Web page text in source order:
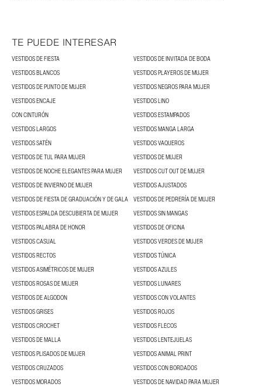
TE PUEDE INTERESAR
VESTIDOS DE FIESTA
VESTIDOS DE INVITADA DE BODA
VESTIDOS BLANCOS
VESTIDOS PLAYEROS DE MUJER
VESTIDOS DE PUNTO DE MUJER
VESTIDOS NEGROS PARA MUJER
VESTIDOS ENCAJE
VESTIDOS LINO
CON CINTURÓN
VESTIDOS ESTAMPADOS
VESTIDOS LARGOS
VESTIDOS MANGA LARGA
VESTIDOS SATÉN
VESTIDOS VAQUEROS
VESTIDOS DE TUL PARA MUJER
VESTIDOS DE MUJER
VESTIDOS DE NOCHE ELEGANTES PARA MUJER
VESTIDOS CUT OUT DE MUJER
VESTIDOS DE INVIERNO DE MUJER
VESTIDOS AJUSTADOS
VESTIDOS DE FIESTA DE GRADUACIÓN Y DE GALA VESTIDOS DE PEDRERÍA DE MUJER
VESTIDOS ESPALDA DESCUBIERTA DE MUJER
VESTIDOS SIN MANGAS
VESTIDOS PALABRA DE HONOR
VESTIDOS DE OFICINA
VESTIDOS CASUAL
VESTIDOS VERDES DE MUJER
VESTIDOS RECTOS
VESTIDOS TÚNICA
VESTIDOS ASIMÉTRICOS DE MUJER
VESTIDOS AZULES
VESTIDOS ROSAS DE MUJER
VESTIDOS LUNARES
VESTIDOS DE ALGODON
VESTIDOS CON VOLANTES
VESTIDOS GRISES
VESTIDOS ROJOS
VESTIDOS CROCHET
VESTIDOS FLECOS
VESTIDOS DE MALLA
VESTIDOS LENTEJUELAS
VESTIDOS PLISADOS DE MUJER
VESTIDOS ANIMAL PRINT
VESTIDOS CRUZADOS
VESTIDOS CON BORDADOS
VESTIDOS MORADOS
VESTIDOS DE NAVIDAD PARA MUJER